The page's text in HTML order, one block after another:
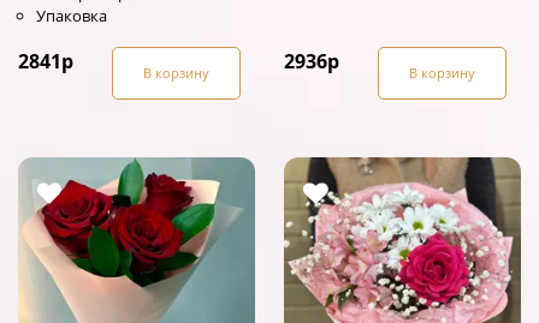
Упаковка
2841р В корзину 2936р В корзину